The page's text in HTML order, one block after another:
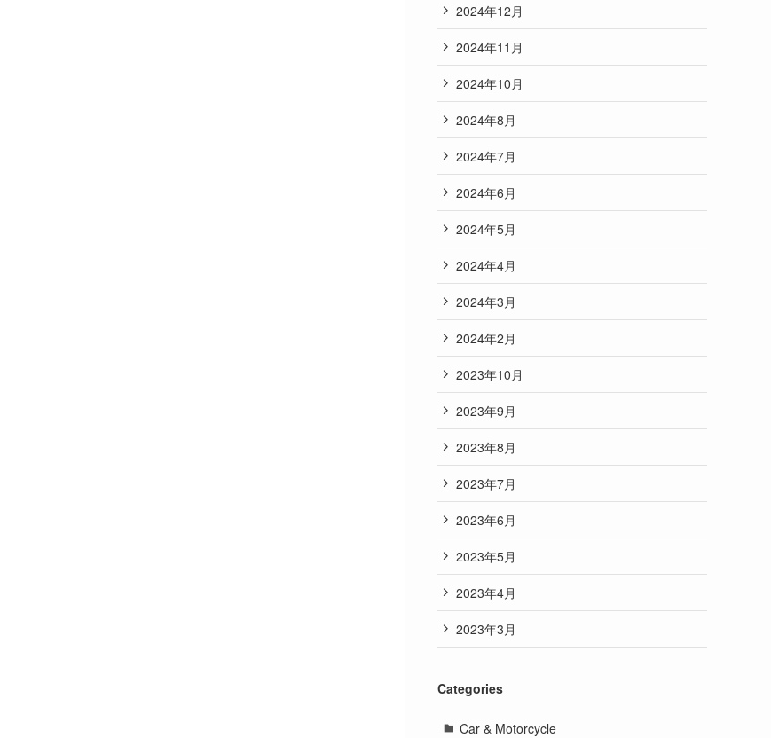
2024年12月
2024年11月
2024年10月
2024年8月
2024年7月
2024年6月
2024年5月
2024年4月
2024年3月
2024年2月
2023年10月
2023年9月
2023年8月
2023年7月
2023年6月
2023年5月
2023年4月
2023年3月
Categories
Car & Motorcycle